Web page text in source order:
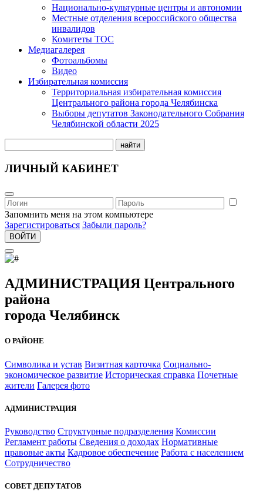
Национально-культурные центры и автономии
Местные отделения всероссийского общества
инвалидов
Комитеты ТОС
Медиагалерея
Фотоальбомы
Видео
Избирательная комиссия
Территориальная избирательная комиссия
Центрального района города Челябинска
Выборы депутатов Законодательного Собрания
Челябинской области 2025
найти
ЛИЧНЫЙ КАБИНЕТ
Запомнить меня на этом компьютере
Зарегистироваться Забыли пароль?
ВОЙТИ
АДМИНИСТРАЦИЯ Центрального
района
города Челябинск
О РАЙОНЕ
Символика и устав Визитная карточка Социально-
экономическое развитие Историческая справка Почетные
жители Галерея фото
АДМИНИСТРАЦИЯ
Руководство Структурные подразделения Комиссии
Регламент работы Сведения о доходах Нормативные
правовые акты Кадровое обеспечение Работа с населением
Сотрудничество
СОВЕТ ДЕПУТАТОВ